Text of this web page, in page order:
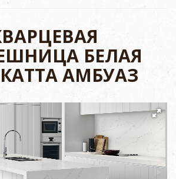
БЕЛАЯ
АМБУАЗ